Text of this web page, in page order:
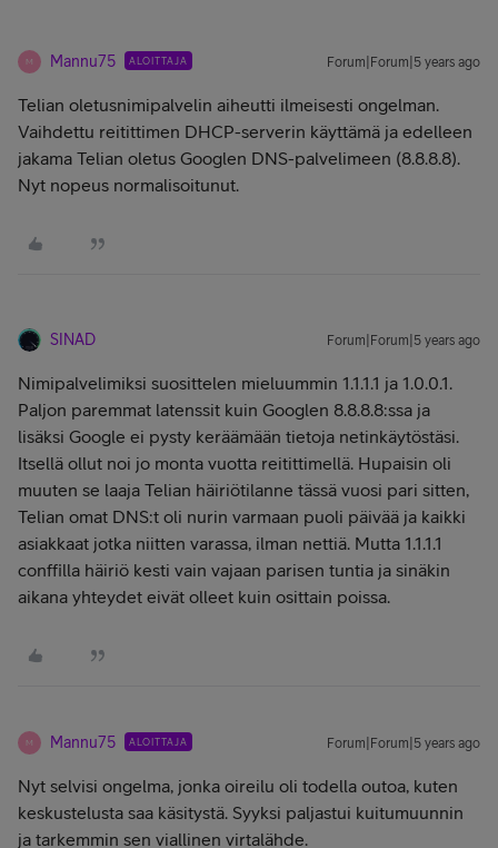
M Mannu75 ALOITTAJA Forum|Forum|5 years ago
Telian oletusnimipalvelin aiheutti ilmeisesti ongelman.
Vaihdettu reitittimen DHCP-serverin käyttämä ja edelleen
jakama Telian oletus Googlen DNS-palvelimeen (8.8.8.8).
Nyt nopeus normalisoitunut.
SINAD Forum|Forum|5 years ago
Nimipalvelimiksi suosittelen mieluummin 1.1.1.1 ja 1.0.0.1.
Paljon paremmat latenssit kuin Googlen 8.8.8.8:ssa ja
lisäksi Google ei pysty keräämään tietoja netinkäytöstäsi.
Itsellä ollut noi jo monta vuotta reitittimellä. Hupaisin oli
muuten se laaja Telian häiriötilanne tässä vuosi pari sitten,
Telian omat DNS:t oli nurin varmaan puoli päivää ja kaikki
asiakkaat jotka niitten varassa, ilman nettiä. Mutta 1.1.1.1
conffilla häiriö kesti vain vajaan parisen tuntia ja sinäkin
aikana yhteydet eivät olleet kuin osittain poissa.
M Mannu75 ALOITTAJA Forum|Forum|5 years ago
Nyt selvisi ongelma, jonka oireilu oli todella outoa, kuten
keskustelusta saa käsitystä. Syyksi paljastui kuitumuunnin
ja tarkemmin sen viallinen virtalähde.